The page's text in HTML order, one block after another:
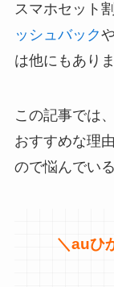
スマホセット
ッシュバック
は他にもありま
この記事では
おすすめな理
ので悩んでい
＼auひ